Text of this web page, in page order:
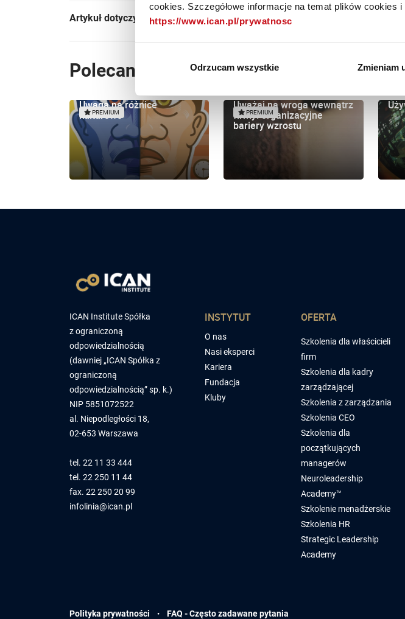
cookies. Szczegółowe informacje na temat plików cookies
https://www.ican.pl/prywatnosc
Odrzucam wszystkie Zmieniam
Artykuł dotyczył kategorii: Zarządzanie
Polecane artykuły
Uwaga na różnice
kulturowe
PREMIUM
Uważaj na wroga wewnątrz
firmy: organizacyjne
bariery wzrostu
PREMIUM
ICAN Institute Spółka
z ograniczoną
odpowiedzialnością
(dawniej „ICAN Spółka z
ograniczoną
odpowiedzialnością” sp. k.)
NIP 5851072522
al. Niepodległości 18,
02-653 Warszawa
tel. 22 11 33 444
tel. 22 250 11 44
fax. 22 250 20 99
infolinia@ican.pl
INSTYTUT
O nas
Nasi eksperci
Kariera
Fundacja
Kluby
OFERTA
Szkolenia dla właścicieli
firm
Szkolenia dla kadry
zarządzającej
Szkolenia z zarządzania
Szkolenia CEO
Szkolenia dla
początkujących
managerów
Neuroleadership
Academy™
Szkolenie menadżerskie
Szkolenia HR
Strategic Leadership
Academy
Polityka prywatności · FAQ -Często zadawane pytania